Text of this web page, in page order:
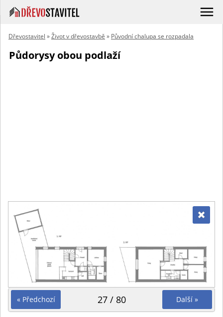
Dřevostavitel »Život v dřevostavbě » Původní chalupa se rozpadala
Půdorysy obou podlaží
« Předchozí Další »
27 / 80